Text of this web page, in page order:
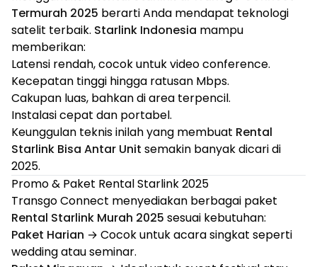
Termurah 2025 berarti Anda mendapat teknologi
satelit terbaik. Starlink Indonesia mampu
memberikan:
Latensi rendah, cocok untuk video conference.
Kecepatan tinggi hingga ratusan Mbps.
Cakupan luas, bahkan di area terpencil.
Instalasi cepat dan portabel.
Keunggulan teknis inilah yang membuat Rental
Starlink Bisa Antar Unit semakin banyak dicari di
2025.
Promo & Paket Rental Starlink 2025
Transgo Connect menyediakan berbagai paket
Rental Starlink Murah 2025 sesuai kebutuhan:
Paket Harian → Cocok untuk acara singkat seperti
wedding atau seminar.